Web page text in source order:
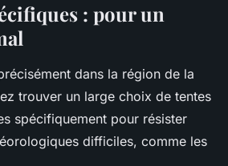
: pour un
dans la région de la
trouver un large choix de tentes
spécifiquement pour résister
difficiles, comme les